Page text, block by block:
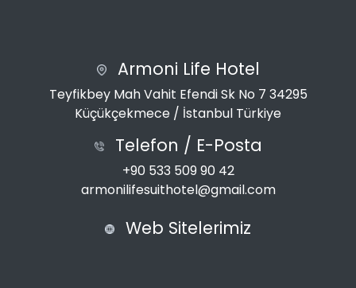
Armoni Life Hotel
Teyfikbey Mah Vahit Efendi Sk No 7 34295
Küçükçekmece / İstanbul Türkiye
Telefon / E-Posta
+90 533 509 90 42
armonilifesuithotel@gmail.com
Web Sitelerimiz